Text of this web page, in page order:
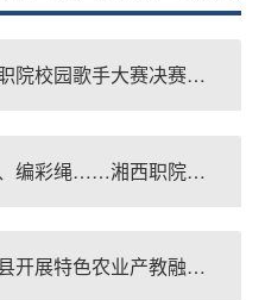
音浪来袭！湘西职院校园歌手大赛决赛高燃现场回顾
包粽子、做香囊、编彩绳……湘西职院的端午仪式感拉满！
翁波带队赴永顺县开展特色农业产教融合发展调研